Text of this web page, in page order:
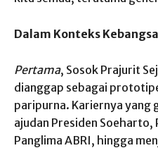
Dalam Konteks
Pertama, Sosok Prajurit
dianggap sebagai
paripurna. Kariernya yang
ajudan Presiden Soeharto,
Panglima ABRI, hingga